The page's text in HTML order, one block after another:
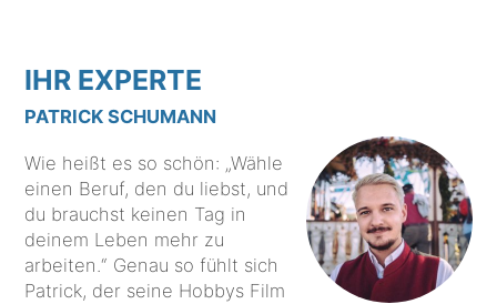
IHR EXPERTE
PATRICK SCHUMANN
Wie heißt es so schön: „Wähle
einen Beruf, den du liebst, und
du brauchst keinen Tag in
deinem Leben mehr zu
arbeiten.“ Genau so fühlt sich
Patrick, der seine Hobbys Film